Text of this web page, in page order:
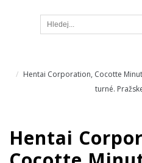
Hentai Corporation, Cocotte
turné.
Hentai